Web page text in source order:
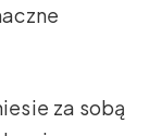
za sobą